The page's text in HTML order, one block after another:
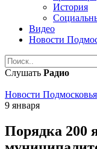
История
Видео
Новости
Слушать Радио
Новости Подмосковья
9 января
Порядка 200